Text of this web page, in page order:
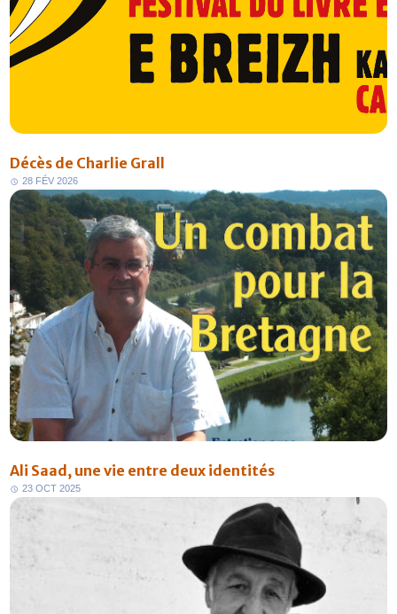
Décès de Charlie Grall
28 FÉV 2026
Ali Saad, une vie entre deux identités
23 OCT 2025